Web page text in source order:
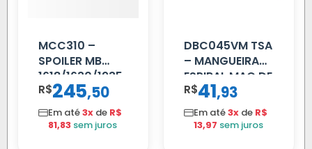
MCC310 –
SPOILER MB
1618/1630/1935
02 FAR
R$245,50
Em até3x de R$
81,83 sem juros
DBC045VM TSA
– MANGUEIRA
ESPIRAL MAO DE
AMIGO UNIV 16
MM 4.5MTS
VERMELHA
R$41,93
Em até3x de R$
13,97 sem juros